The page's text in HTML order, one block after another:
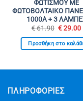
ΦΩΤΙΣΜΟΥ ΜΕ
ΦΩΤΟΒΟΛΤΑΙΚΟ
1000A + 3
€61.90 Original
was:
€ 61.90.
€29.00Η
Προσθήκη στο
ΠΛΗΡΟΦΟΡΙΕΣ